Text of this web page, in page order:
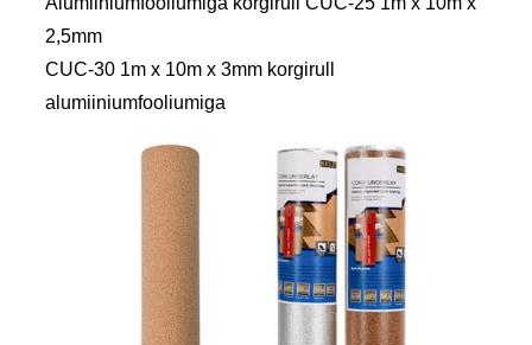
2,5mm
CUC-30 1m x 10m x 3mm korgirull
alumiiniumfooliumiga